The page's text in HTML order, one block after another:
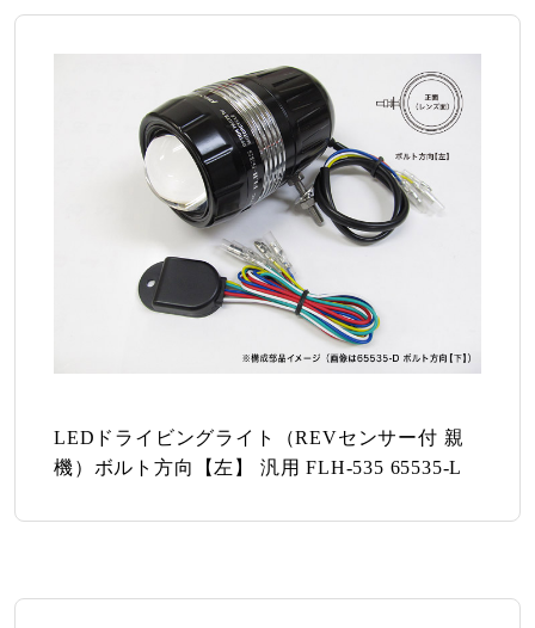
LEDドライビングライト（REVセンサー付 親
機）ボルト方向【左】 汎用 FLH-535 65535-L